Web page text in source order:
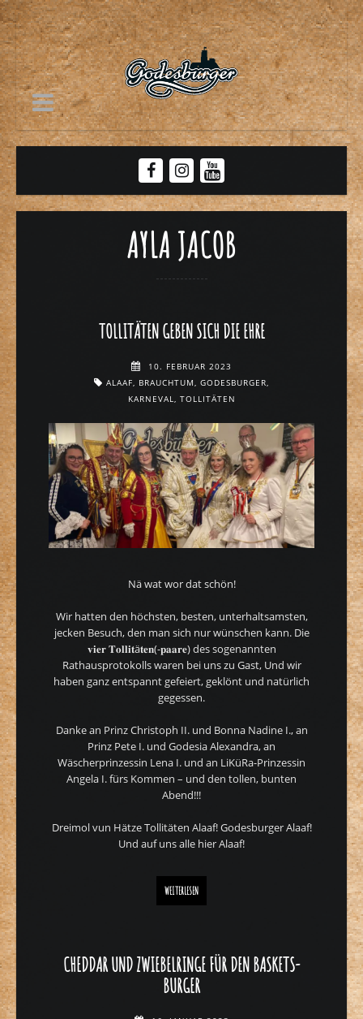
AYLA JACOB
TOLLITÄTEN GEBEN SICH DIE EHRE
10. FEBRUAR 2023
ALAAF, BRAUCHTUM, GODESBURGER,
KARNEVAL, TOLLITÄTEN
Nä wat wor dat schön!
Wir hatten den höchsten, besten, unterhaltsamsten,
jecken Besuch, den man sich nur wünschen kann. Die
𝐯𝐢𝐞𝐫 𝐓𝐨𝐥𝐥𝐢𝐭ä𝐭𝐞𝐧(-𝐩𝐚𝐚𝐫𝐞) des sogenannten
Rathausprotokolls waren bei uns zu Gast, Und wir
haben ganz entspannt gefeiert, geklönt und natürlich
gegessen.
Danke an Prinz Christoph II. und Bonna Nadine I., an
Prinz Pete I. und Godesia Alexandra, an
Wäscherprinzessin Lena I. und an LiKüRa-Prinzessin
Angela I. fürs Kommen – und den tollen, bunten
Abend!!!
Dreimol vun Hätze Tollitäten Alaaf! Godesburger Alaaf!
Und auf uns alle hier Alaaf!
WEITERLESENTOLLITÄTEN GEBEN SICH DIE EHRE
CHEDDAR UND ZWIEBELRINGE FÜR DEN BASKETS-
BURGER